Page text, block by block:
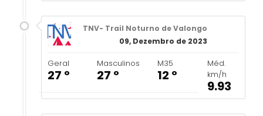
TNV- Trail Noturno de Valongo
09, Dezembro de 2023
Geral
27 º
Masculinos
27 º
M35
12 º
Méd.
km/h
9.93